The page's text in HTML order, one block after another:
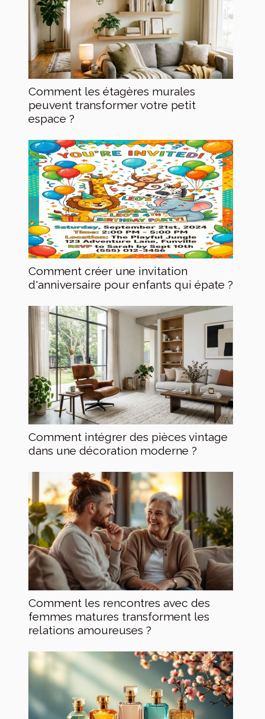
Comment les étagères murales
peuvent transformer votre petit
espace ?
Comment créer une invitation
d'anniversaire pour enfants qui épate ?
Comment intégrer des pièces vintage
dans une décoration moderne ?
Comment les rencontres avec des
femmes matures transforment les
relations amoureuses ?